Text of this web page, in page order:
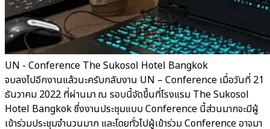
UN - Conference The Sukosol Hotel Bangkok
จบลงไปอีกงานแล้วนะครับกลับงาน UN – Conference เมื่อวันที่ 21
ธันวาคม 2022 ที่ผ่านมา ณ รอบนี้จัดขึ้นที่โรงแรม The Sukosol
Hotel Bangkok ซึ่งงานประชุมแบบ Conference นี้ส่วนมากจะมีผู้
เข้าร่วมประชุมจำนวนมาก และโดยทั่วไปผู้เข้าร่วม Conference อาจมา